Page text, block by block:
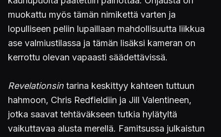
muokattu myös tämän nimikettä varten ja
lopulliseen peliin lupaillaan mahdollisuutta liikkua
ase valmiustilassa ja tämän lisäksi kameran on
kerrottu olevan vapaasti säädettävissä.
Revelationsin tarina keskittyy kahteen tuttuun
hahmoon, Chris Redfieldiin ja Jill Valentineen,
jotka saavat tehtäväkseen tutkia hylätyltä
vaikuttavaa alusta merellä. Famitsussa julkaistun